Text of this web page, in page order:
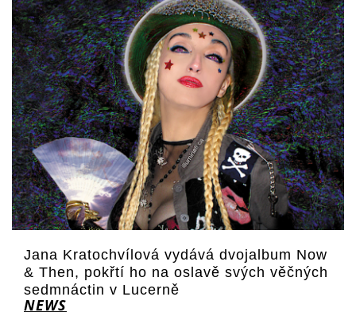
Jana Kratochvílová vydává dvojalbum Now
& Then, pokřtí ho na oslavě svých věčných
sedmnáctin v Lucerně
NEWS